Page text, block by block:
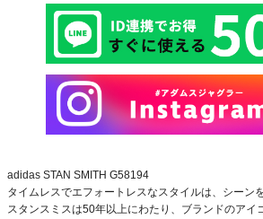
adidas STAN SMITH G58194
タイムレスでエフォートレスなスタイルは、シーン
スタンスミスは50年以上にわたり、ブランドのアイ